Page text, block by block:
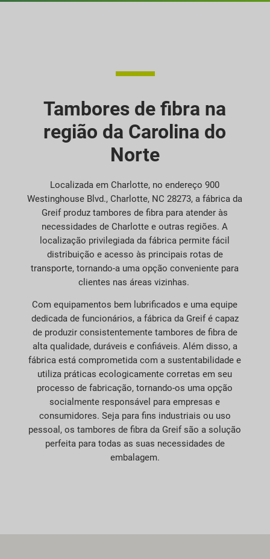
Tambores de fibra na
região da Carolina do
Norte
Localizada em Charlotte, no endereço 900
Westinghouse Blvd., Charlotte, NC 28273, a fábrica da
Greif produz tambores de fibra para atender às
necessidades de Charlotte e outras regiões. A
localização privilegiada da fábrica permite fácil
distribuição e acesso às principais rotas de
transporte, tornando-a uma opção conveniente para
clientes nas áreas vizinhas.
Com equipamentos bem lubrificados e uma equipe
dedicada de funcionários, a fábrica da Greif é capaz
de produzir consistentemente tambores de fibra de
alta qualidade, duráveis e confiáveis. Além disso, a
fábrica está comprometida com a sustentabilidade e
utiliza práticas ecologicamente corretas em seu
processo de fabricação, tornando-os uma opção
socialmente responsável para empresas e
consumidores. Seja para fins industriais ou uso
pessoal, os tambores de fibra da Greif são a solução
perfeita para todas as suas necessidades de
embalagem.